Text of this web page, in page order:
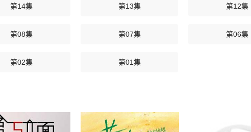
第14集 第13集 第12集
第08集 第07集 第06集
第02集 第01集